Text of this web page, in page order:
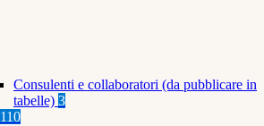
Consulenti e collaboratori (da pubblicare in
tabelle) 3
110